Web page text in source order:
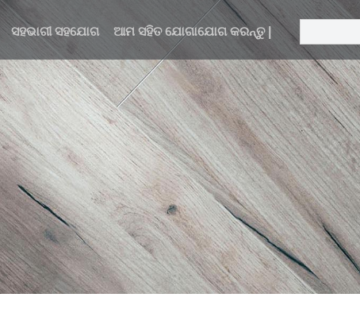
ସହଭାଗୀ ସହଯୋଗ ଆମ ସହିତ ଯୋଗାଯୋଗ କରନ୍ତୁ |